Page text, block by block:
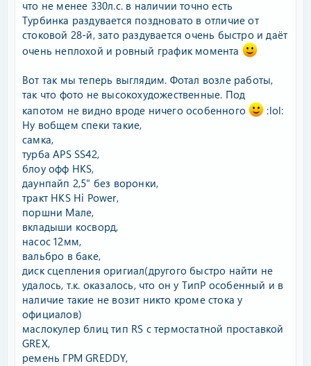
что не менее 330л.с. в наличии точно есть
Турбинка раздувается поздновато в отличие от
стоковой 28-й, зато раздувается очень быстро и даёт
очень неплохой и ровный график момента
Вот так мы теперь выглядим. Фотал возле работы,
так что фото не высокохудожественные. Под
капотом не видно вроде ничего особенного
:lol:
Ну вобщем спеки такие,
самка,
турба АPS SS42,
блоу офф HKS,
даунпайп 2,5" без воронки,
тракт HKS Hi Power,
поршни Мале,
вкладыши косворд,
насос 12мм,
вальбро в баке,
диск сцепления оригиал(другого быстро найти не
удалось, т.к. оказалось, что он у ТипР особенный и в
наличие такие не возит никто кроме стока у
официалов)
маслокулер блиц тип RS с термостатной проставкой
GREX,
ремень ГРМ GREDDY,